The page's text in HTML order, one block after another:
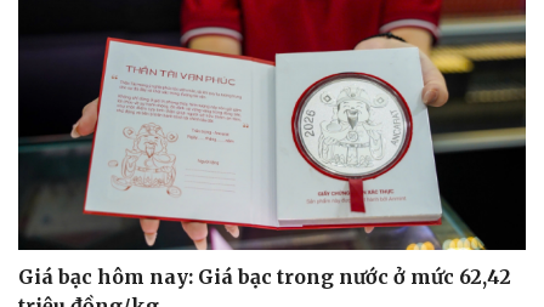
Giá bạc hôm nay: Giá bạc trong nước ở mức 62,42